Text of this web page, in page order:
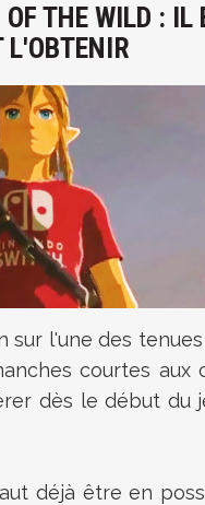
OF THE WILD :
L'OBTENIR
sur l'une des
courtes aux
dès le début du
déjà être en